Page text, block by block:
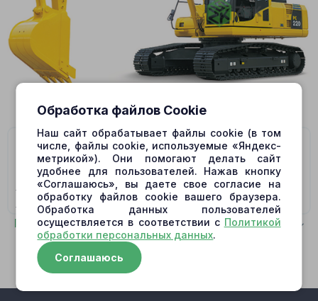
На данную модель подходят гидромоторы/
гидронасосы:
706-75-01100 SWING MOTOR,706-75-01101 SWING
MOTOR PC200-6,708-8F-00211 TRAVEL MOTOR
PC200-7,708-8F-00250 TRAVEL MOTOR,708-8F-
00350 TRAVEL MOTOR
Показать полностью
Обработка файлов Cookie
Наш сайт обрабатывает файлы cookie (в том
числе, файлы cookie, используемые «Яндекс-
метрикой»). Они помогают делать сайт
удобнее для пользователей. Нажав кнопку
«Соглашаюсь», вы даете свое согласие на
обработку файлов cookie вашего браузера.
Обработка данных пользователей
осуществляется в соответствии с Политикой
обработки персональных данных.
Соглашаюсь